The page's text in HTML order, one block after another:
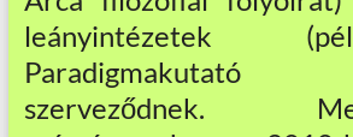
leányintézetek
szerveződnek.